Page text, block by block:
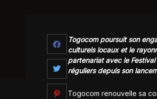
Togocom poursuit son
culturels locaux et le
partenariat avec le
réguliers depuis son
Togocom renouvelle sa